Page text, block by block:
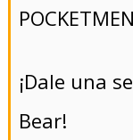
¡Dale una
Bear!